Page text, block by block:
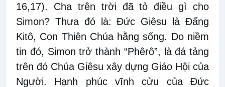
16,17). Cha trên trời đã tỏ điều gì cho
Simon? Thưa đó là: Đức Giêsu là Đấng
Kitô, Con Thiên Chúa hằng sống. Do niềm
tin đó, Simon trở thành “Phêrô”, là đá tảng
trên đó Chúa Giêsu xây dựng Giáo Hội của
Người. Hạnh phúc vĩnh cửu của Đức